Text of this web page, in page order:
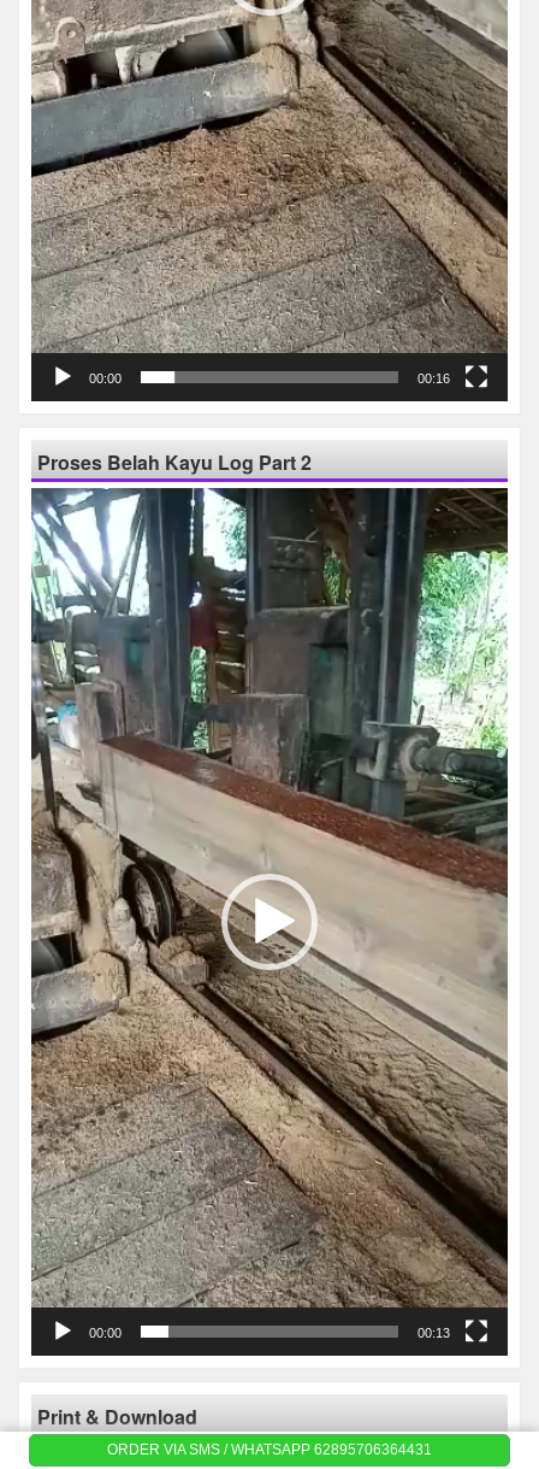
00:00 00:16
Proses Belah Kayu Log Part 2
Pemutar
Video
00:00 00:13
Print & Download
ORDER VIA SMS / WHATSAPP 62895706364431